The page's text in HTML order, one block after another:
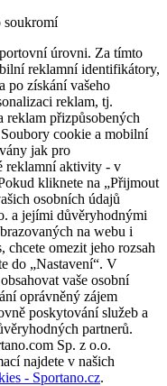
soukromí
úrovni. Za tímto
reklamní identifikátory,
po získání vašeho
reklam, tj.
reklam přizpůsobených
cookie a mobilní
jak pro
reklamní aktivity - v
kliknete na „Přijmout
osobních údajů
a jejími důvěryhodnými
na webu i
chcete omezit jeho rozsah
do „Nastavení“. V
vaše osobní
oprávněný zájem
poskytování služeb a
partnerů.
Sp. z o.o.
najdete v našich
- Sportano.cz.